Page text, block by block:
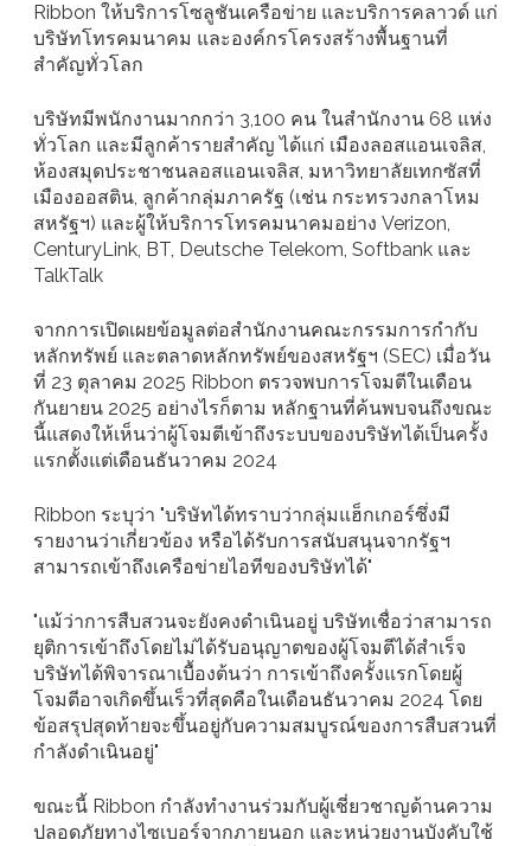
Ribbon ให้บริการโซลูชันเครือข่าย และบริการคลาวด์ แก่
บริษัทโทรคมนาคม และองค์กรโครงสร้างพื้นฐานที่
สำคัญทั่วโลก
บริษัทมีพนักงานมากกว่า 3,100 คน ในสำนักงาน 68 แห่ง
ทั่วโลก และมีลูกค้ารายสำคัญ ได้แก่ เมืองลอสแอนเจลิส,
ห้องสมุดประชาชนลอสแอนเจลิส, มหาวิทยาลัยเทกซัสที่
เมืองออสติน, ลูกค้ากลุ่มภาครัฐ (เช่น กระทรวงกลาโหม
สหรัฐฯ) และผู้ให้บริการโทรคมนาคมอย่าง Verizon,
CenturyLink, BT, Deutsche Telekom, Softbank และ
TalkTalk
จากการเปิดเผยข้อมูลต่อสำนักงานคณะกรรมการกำกับ
หลักทรัพย์ และตลาดหลักทรัพย์ของสหรัฐฯ (SEC) เมื่อวัน
ที่ 23 ตุลาคม 2025 Ribbon ตรวจพบการโจมตีในเดือน
กันยายน 2025 อย่างไรก็ตาม หลักฐานที่ค้นพบจนถึงขณะ
นี้แสดงให้เห็นว่าผู้โจมตีเข้าถึงระบบของบริษัทได้เป็นครั้ง
แรกตั้งแต่เดือนธันวาคม 2024
Ribbon ระบุว่า "บริษัทได้ทราบว่ากลุ่มแฮ็กเกอร์ซึ่งมี
รายงานว่าเกี่ยวข้อง หรือได้รับการสนับสนุนจากรัฐฯ
สามารถเข้าถึงเครือข่ายไอทีของบริษัทได้"
"แม้ว่าการสืบสวนจะยังคงดำเนินอยู่ บริษัทเชื่อว่าสามารถ
ยุติการเข้าถึงโดยไม่ได้รับอนุญาตของผู้โจมตีได้สำเร็จ
บริษัทได้พิจารณาเบื้องต้นว่า การเข้าถึงครั้งแรกโดยผู้
โจมตีอาจเกิดขึ้นเร็วที่สุดคือในเดือนธันวาคม 2024 โดย
ข้อสรุปสุดท้ายจะขึ้นอยู่กับความสมบูรณ์ของการสืบสวนที่
กำลังดำเนินอยู่"
ขณะนี้ Ribbon กำลังทำงานร่วมกับผู้เชี่ยวชาญด้านความ
ปลอดภัยทางไซเบอร์จากภายนอก และหน่วยงานบังคับใช้